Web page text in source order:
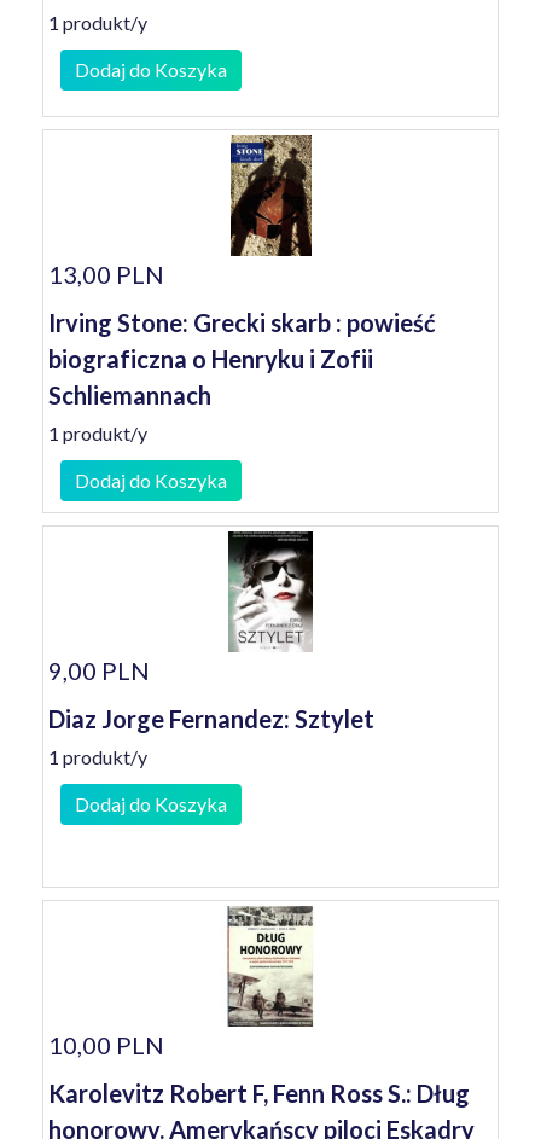
1 produkt/y
Dodaj do Koszyka
13,00 PLN
Irving Stone: Grecki skarb : powieść
biograficzna o Henryku i Zofii
Schliemannach
1 produkt/y
Dodaj do Koszyka
9,00 PLN
Diaz Jorge Fernandez: Sztylet
1 produkt/y
Dodaj do Koszyka
10,00 PLN
Karolevitz Robert F, Fenn Ross S.: Dług
honorowy. Amerykańscy piloci Eskadry